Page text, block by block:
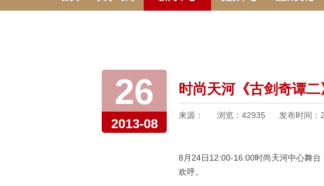
26
2013-08
时尚天河《古剑奇谭
来源： 浏览： 42935 发布时间：
8月24日12:00-16:00时尚天河中心舞
欢呼。